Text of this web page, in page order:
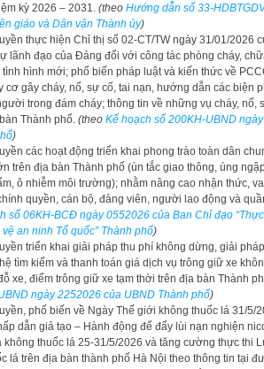
kỳ 2026 – 2031. (theo Hướng dẫn số 33-
giáo và Dân vận Thành ủy)
thực hiện Chỉ thị số 02-CT/TW ngày 31/01/2026
lãnh đạo của Đảng đối với công tác phòng cháy,
tình hình mới; phổ biến pháp luật và kiến thức về
cơ gây cháy, nổ, sự cố, tai nạn, hướng dẫn các biện
trong đám cháy; thông tin về những vụ cháy, nổ,
Thành phố. (theo Kế hoạch số 200KH-UBND
)
các hoạt động triển khai phong trào toàn dân
trên địa bàn Thành phố (ùn tắc giao thông, úng
ô nhiễm môi trường); nhằm nâng cao nhận thức,
quyền, cán bộ, đảng viên, người lao động và
số 06KH-BCĐ ngày 0552026 của Ban Chỉ đạo
an ninh Tổ quốc” Thành phố)
triển khai giải pháp thu phí không dừng, giải
tìm kiếm và thanh toán giá dịch vụ trông giữ xe
xe, điểm trông giữ xe tạm thời trên địa bàn Thành
ngày 2252026 của UBND Thành phố)
phố biến về Ngày Thế giới không thuốc lá 31/5/
dẫn giả tạo – Hành động để đẩy lùi nạn nghiện
không thuốc lá 25-31/5/2026 và tăng cường thực thi
lá trên địa bàn thành phố Hà Nội theo thông tin tại